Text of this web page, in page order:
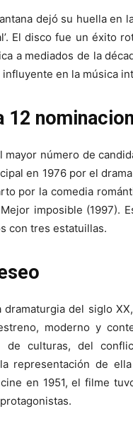
dejó su huella en
El disco fue un éxito
a mediados de la
en la música
número de
en 1976 por el
por la comedia
imposible (1997).
con tres estatuillas.
del siglo
moderno y
de culturas, del
representación de
en 1951, el filme